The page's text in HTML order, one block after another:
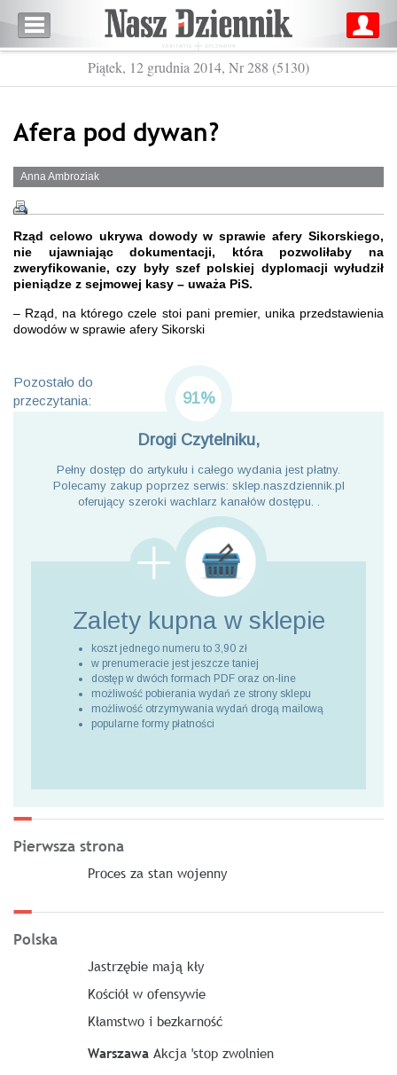
Piątek, 12 grudnia 2014, Nr 288 (5130)
Afera pod dywan?
Anna Ambroziak
Rząd celowo ukrywa dowody w sprawie afery Sikorskiego,
nie ujawniając dokumentacji, która pozwoliłaby na
zweryfikowanie, czy były szef polskiej dyplomacji wyłudził
pieniądze z sejmowej kasy – uważa PiS.
– Rząd, na którego czele stoi pani premier, unika przedstawienia
dowodów w sprawie afery Sikorski
Pozostało do
przeczytania:
91%
Drogi Czytelniku,
Pełny dostęp do artykułu i całego wydania jest płatny.
Polecamy zakup poprzez serwis: sklep.naszdziennik.pl
oferujący szeroki wachlarz kanałów dostępu. .
Zalety kupna w sklepie
koszt jednego numeru to 3,90 zł
w prenumeracie jest jeszcze taniej
dostęp w dwóch formach PDF oraz on-line
możliwość pobierania wydań ze strony sklepu
możliwość otrzymywania wydań drogą mailową
popularne formy płatności
Pierwsza strona
Proces za stan wojenny
Polska
Jastrzębie mają kły
Kościół w ofensywie
Kłamstwo i bezkarność
WarszawaAkcja 'stop zwolnien